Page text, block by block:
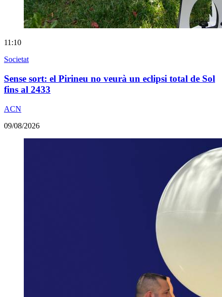
11:10
Societat
Sense sort: el Pirineu no veurà un eclipsi total de Sol
fins al 2433
ACN
09/08/2026